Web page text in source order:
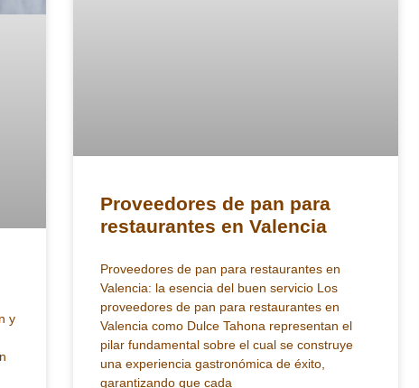
y
Proveedores de pan para
restaurantes en Valencia
Proveedores de pan para restaurantes en
Valencia: la esencia del buen servicio Los
proveedores de pan para restaurantes en
Valencia como Dulce Tahona representan el
pilar fundamental sobre el cual se construye
una experiencia gastronómica de éxito,
garantizando que cada